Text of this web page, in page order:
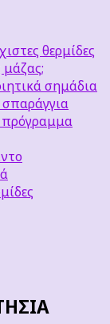
θερμίδες
μάζας;
σημάδια